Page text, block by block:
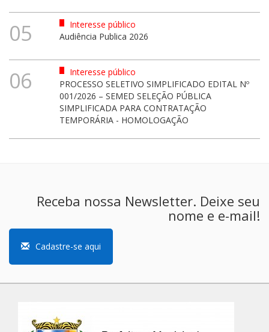
05
Interesse público
Audiência Publica 2026
06
Interesse público
PROCESSO SELETIVO SIMPLIFICADO EDITAL Nº
001/2026 – SEMED SELEÇÃO PÚBLICA
SIMPLIFICADA PARA CONTRATAÇÃO
TEMPORÁRIA - HOMOLOGAÇÃO
Receba nossa Newsletter. Deixe seu
nome e e-mail!
Cadastre-se aqui